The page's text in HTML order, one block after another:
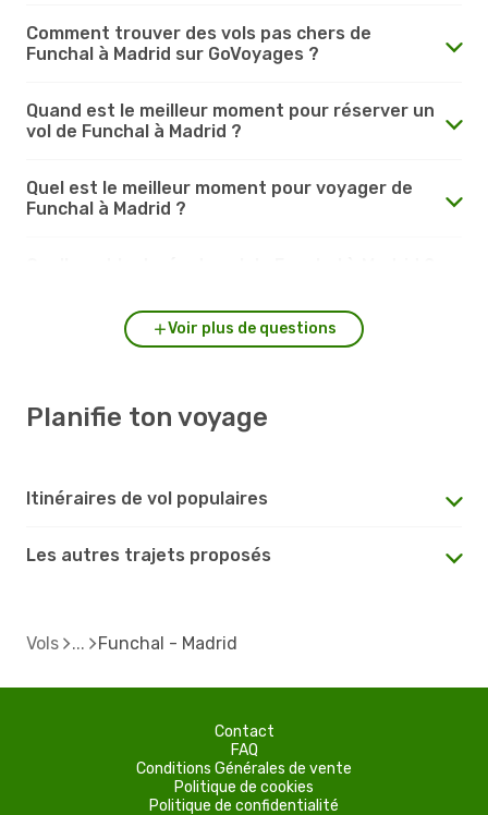
Comment trouver des vols pas chers de
Funchal à Madrid sur GoVoyages ?
Quand est le meilleur moment pour réserver un
vol de Funchal à Madrid ?
Quel est le meilleur moment pour voyager de
Funchal à Madrid ?
Voir plus de questions
Planifie ton voyage
Itinéraires de vol populaires
Les autres trajets proposés
Vols Funchal - Madrid
Contact
FAQ
Conditions Générales de vente
Politique de cookies
Politique de confidentialité